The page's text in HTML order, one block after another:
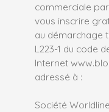
commerciale
vous inscrire
au démarchage
L223-1 du code
Internet
adressé à :
Société